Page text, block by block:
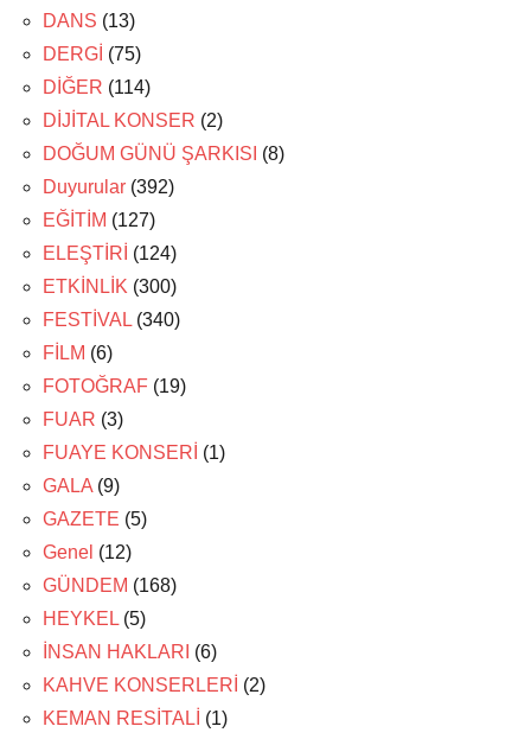
DANS (13)
DERGİ (75)
DİĞER (114)
DİJİTAL KONSER (2)
DOĞUM GÜNÜ ŞARKISI (8)
Duyurular (392)
EĞİTİM (127)
ELEŞTİRİ (124)
ETKİNLİK (300)
FESTİVAL (340)
FİLM (6)
FOTOĞRAF (19)
FUAR (3)
FUAYE KONSERİ (1)
GALA (9)
GAZETE (5)
Genel (12)
GÜNDEM (168)
HEYKEL (5)
İNSAN HAKLARI (6)
KAHVE KONSERLERİ (2)
KEMAN RESİTALİ (1)